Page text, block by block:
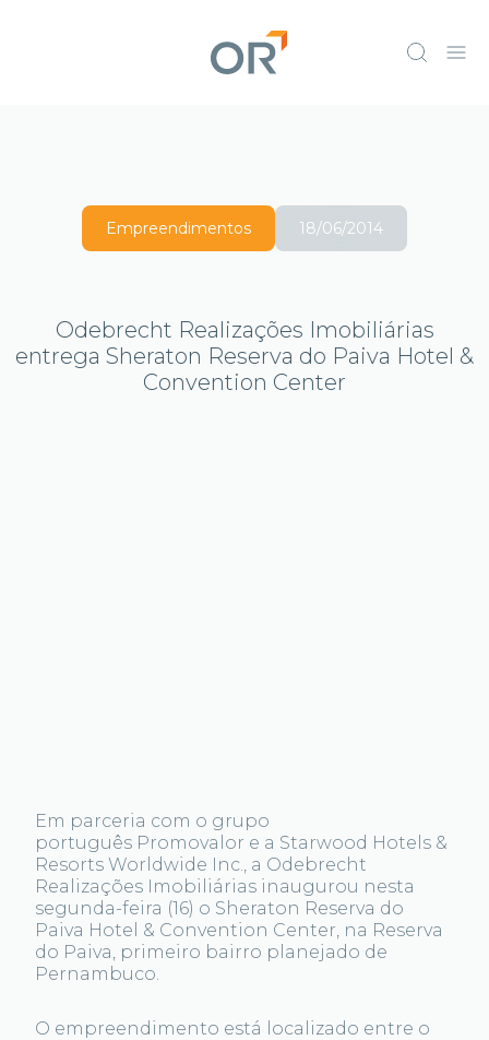
Empreendimentos 18/06/2014
Odebrecht Realizações Imobiliárias
entrega Sheraton Reserva do Paiva Hotel &
Convention Center
Em parceria com o grupo
português Promovalor e a Starwood Hotels &
Resorts Worldwide Inc., a Odebrecht
Realizações Imobiliárias inaugurou nesta
segunda-feira (16) o Sheraton Reserva do
Paiva Hotel & Convention Center, na Reserva
do Paiva, primeiro bairro planejado de
Pernambuco.
O empreendimento está localizado entre o